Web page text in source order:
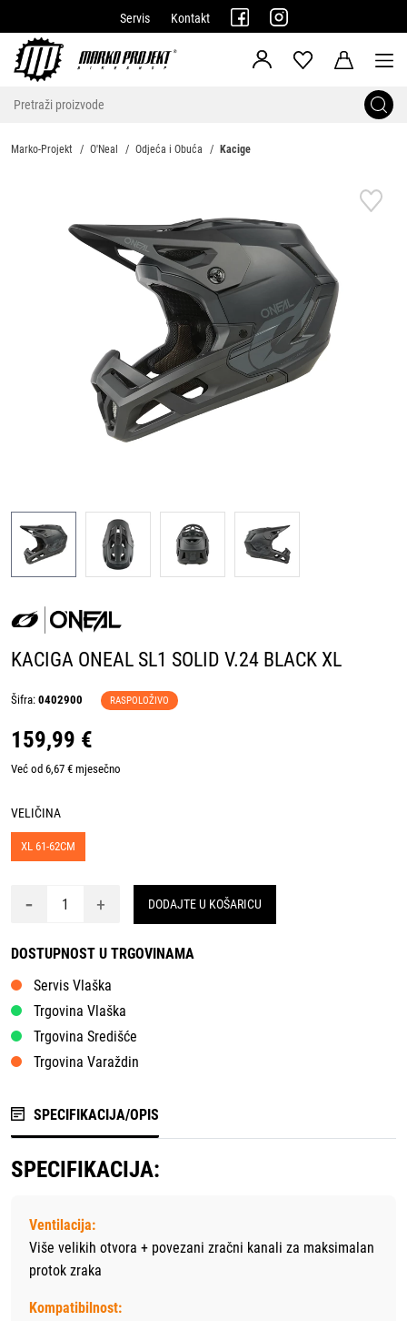
Servis Kontakt
Marko-Projekt O'Neal Odjeća i Obuća Kacige
KACIGA ONEAL SL1 SOLID V.24 BLACK XL
Šifra: 0402900 RASPOLOŽIVO
159,99 €
Već od 6,67 € mjesečno
VELIČINA
XL 61-62CM
- + DODAJTE U KOŠARICU
DOSTUPNOST U TRGOVINAMA
Servis Vlaška
Trgovina Vlaška
Trgovina Središće
Trgovina Varaždin
SPECIFIKACIJA/OPIS
SPECIFIKACIJA:
Ventilacija:
Više velikih otvora + povezani zračni kanali za maksimalan
protok zraka
Kompatibilnost: